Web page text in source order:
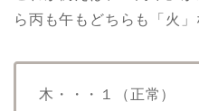
ら丙も午もどちらも「火
木・・・１（正常）